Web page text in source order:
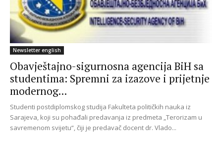
Newsletter english
Obavještajno-sigurnosna agencija BiH sa
studentima: Spremni za izazove i prijetnje
modernog...
Studenti postdiplomskog studija Fakulteta političkih nauka iz
Sarajeva, koji su pohađali predavanja iz predmeta „Terorizam u
savremenom svijetu“, čiji je predavač docent dr. Vlado...